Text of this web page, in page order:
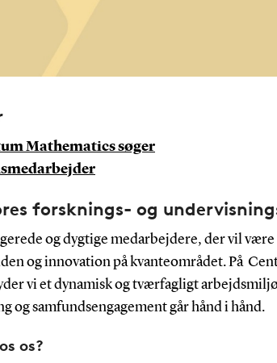
Mathematics søger
forsknings- og
og dygtige medarbejdere, der vil
og innovation på kvanteområdet. På
vi et dynamisk og tværfagligt
og samfundsengagement går hånd i hånd.
os?